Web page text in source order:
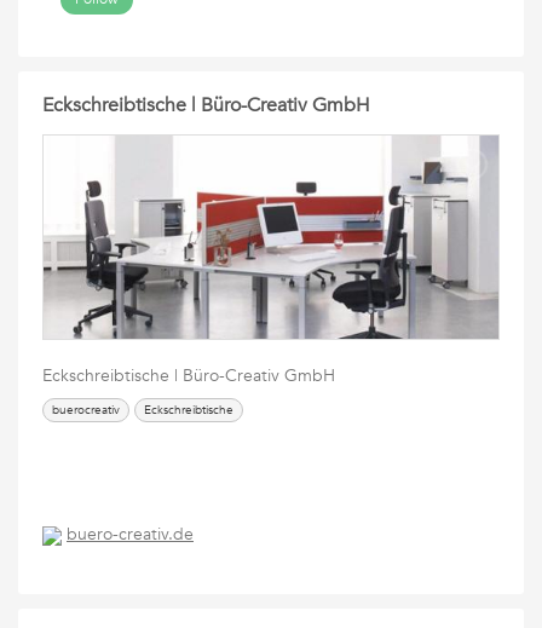
Eckschreibtische | Büro-Creativ GmbH
Eckschreibtische | Büro-Creativ GmbH
buerocreativ Eckschreibtische
buero-creativ.de